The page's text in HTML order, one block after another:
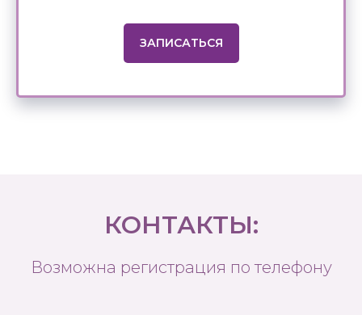
ЗАПИСАТЬСЯ
КОНТАКТЫ:
Возможна регистрация по телефону